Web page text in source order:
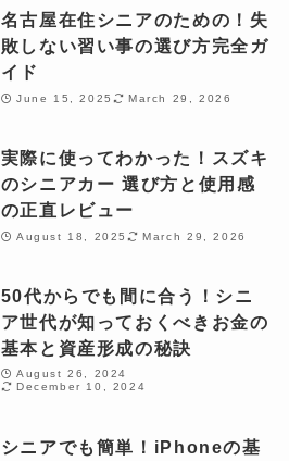
名古屋在住シニアのための！失
敗しない習い事の選び方完全ガ
イド
June 15, 2025 March 29, 2026
実際に使ってわかった！スズキ
のシニアカー 選び方と使用感
の正直レビュー
August 18, 2025 March 29, 2026
50代からでも間に合う！シニ
ア世代が知っておくべきお金の
基本と資産形成の秘訣
August 26, 2024
December 10, 2024
シニアでも簡単！iPhoneの基